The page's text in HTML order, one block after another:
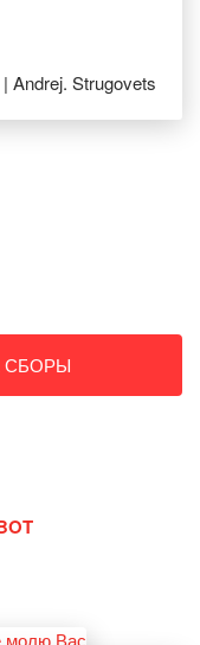
Andrej. Strugovets
СБОРЫ